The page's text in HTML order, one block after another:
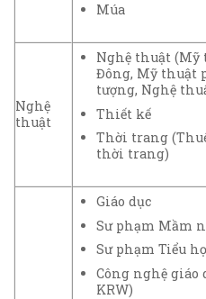
Múa
Nghệ
thuật
Nghệ thuật (Mỹ
Đông, Mỹ thuật
tượng, Nghệ
Thiết kế
Thời trang
thời trang)
Giáo dục
Sư phạm Mầm
Sư phạm Tiểu
Công nghệ giáo
KRW)